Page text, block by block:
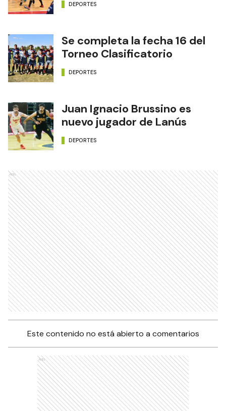
DEPORTES
Se completa la fecha 16 del
Torneo Clasificatorio
DEPORTES
Juan Ignacio Brussino es
nuevo jugador de Lanús
DEPORTES
Ads
Este contenido no está abierto a comentarios
Ads